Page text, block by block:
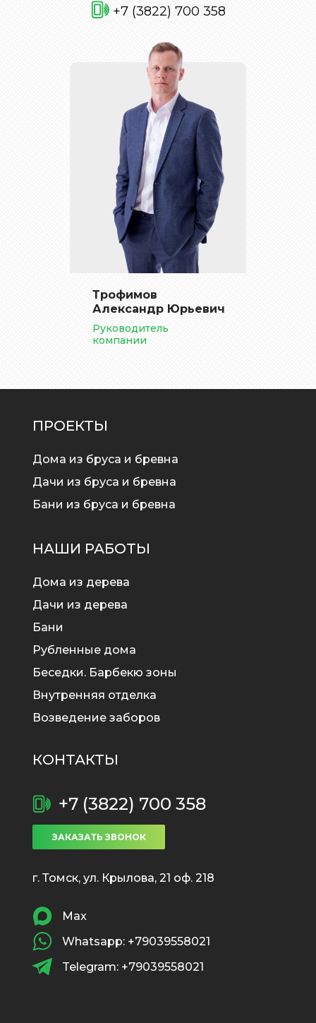
+7 (3822) 700 358
Трофимов
Александр Юрьевич
Руководитель
компании
ПРОЕКТЫ
Дома из бруса и бревна
Дачи из бруса и бревна
Бани из бруса и бревна
НАШИ РАБОТЫ
Дома из дерева
Дачи из дерева
Бани
Рубленные дома
Беседки. Барбекю зоны
Внутренняя отделка
Возведение заборов
КОНТАКТЫ
+7 (3822) 700 358
ЗАКАЗАТЬ ЗВОНОК
г. Томск, ул. Крылова, 21 оф. 218
Max
Whatsapp: +79039558021
Telegram: +79039558021